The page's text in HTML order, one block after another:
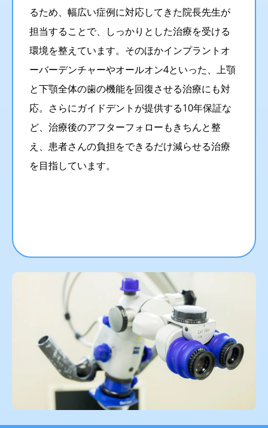
るため、幅広い症例に対応してきた院長先生が
担当することで、しっかりとした治療を受ける
環境を整えています。そのほかインプラントオ
ーバーデンチャーやオールオン4といった、上顎
と下顎全体の歯の機能を回復させる治療にも対
応。さらにガイドデントが提供する10年保証な
ど、治療後のアフターフォローもきちんと整
え、患者さんの負担をできるだけ減らせる治療
を目指しています。